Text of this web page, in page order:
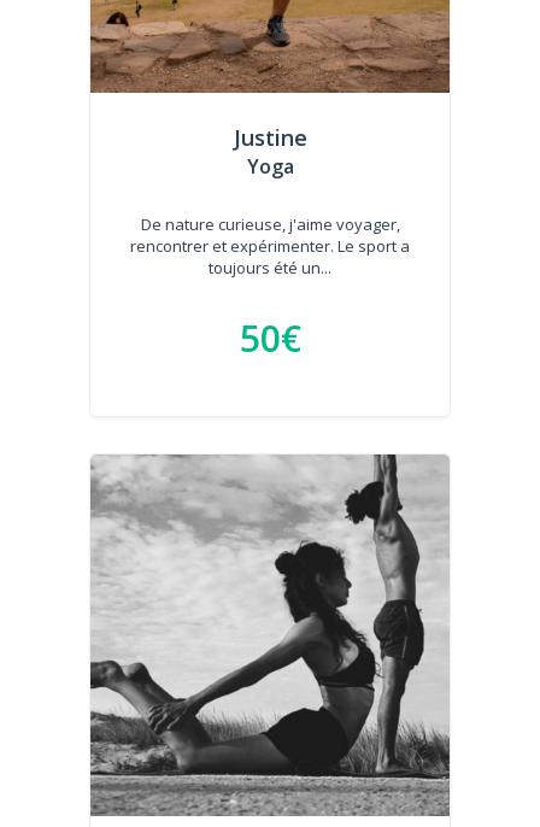
Justine
Yoga
De nature curieuse, j'aime voyager,
rencontrer et expérimenter. Le sport a
toujours été un...
50€